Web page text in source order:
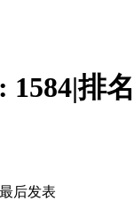
1584|排
最后发表